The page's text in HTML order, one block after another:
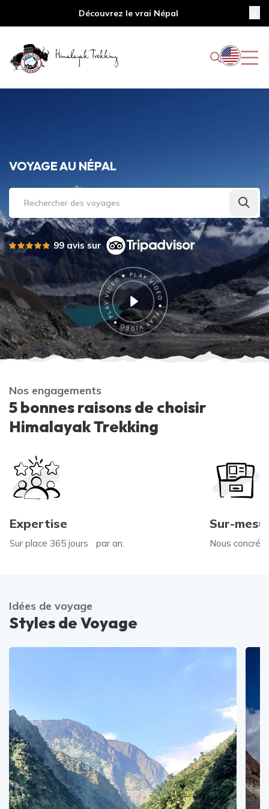
Découvrez le vrai Népal
VOYAGE AU NÉPAL
Rechercher des voyages
99 avis sur
Nos engagements
5 bonnes raisons de choisir
Himalayak Trekking
Expertise
Sur place 365 jours par an.
Sur-
Nous
Idées de voyage
Styles de Voyage